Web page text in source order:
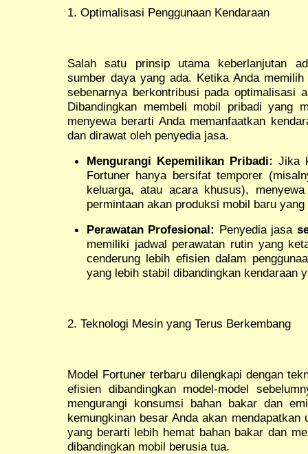
1. Optimalisasi Penggunaan Kendaraan
Salah satu prinsip utama keberlanjutan
sumber daya yang ada. Ketika Anda
sebenarnya berkontribusi pada optimalisasi
Dibandingkan membeli mobil pribadi yang
menyewa berarti Anda memanfaatkan
dan dirawat oleh penyedia jasa.
Mengurangi Kepemilikan Pribadi: Jika
Fortuner hanya bersifat temporer
keluarga, atau acara khusus),
permintaan akan produksi mobil baru
Perawatan Profesional: Penyedia jasa
memiliki jadwal perawatan rutin yang
cenderung lebih efisien dalam
yang lebih stabil dibandingkan kendaraan
2. Teknologi Mesin yang Terus Berkembang
Model Fortuner terbaru dilengkapi dengan
efisien dibandingkan model-model
mengurangi konsumsi bahan bakar dan
kemungkinan besar Anda akan
yang berarti lebih hemat bahan bakar dan
dibandingkan mobil berusia tua.